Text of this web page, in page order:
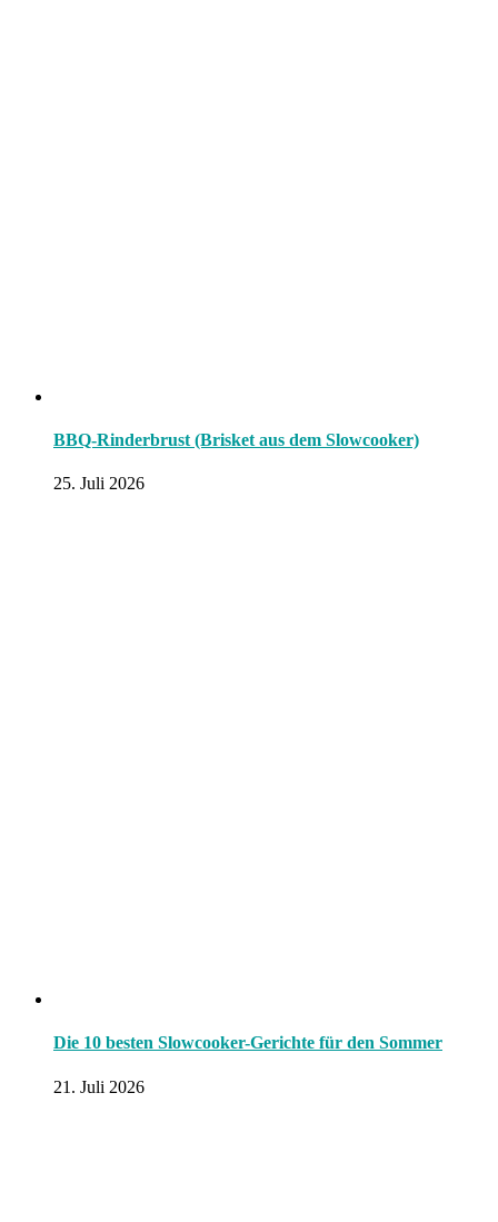
BBQ-Rinderbrust (Brisket aus dem Slowcooker)
25. Juli 2026
Die 10 besten Slowcooker-Gerichte für den Sommer
21. Juli 2026